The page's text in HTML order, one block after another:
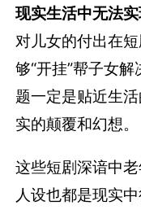
现实生活中无法
对儿女的付出在
够“开挂”帮子女
题一定是贴近生
实的颠覆和幻想。
这些短剧深谙中
人设也都是现实